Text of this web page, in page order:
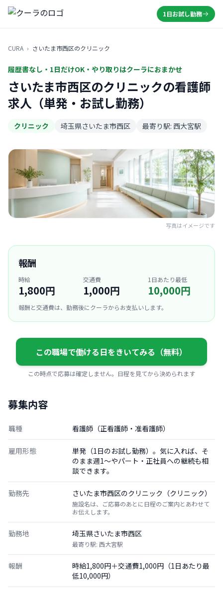
1日お試し勤務
CURA › さいたま市西区のクリニック
履歴書なし・1日だけOK・やり取りはクーラにおまかせ
さいたま市西区のクリニックの看護師
求人（単発・お試し勤務）
クリニック 埼玉県さいたま市西区 最寄り駅: 西大宮駅
写真はイメージです
報酬
時給
1,800円
交通費
1,000円
1日あたり最低
10,000円
報酬と交通費は、勤務後にクーラからお支払いします。
この職場で働ける日をきいてみる（無料）
この時点で応募は確定しません。日程を見てから決められます
募集内容
職種 看護師（正看護師・准看護師）
雇用形態
単発（1日のお試し勤務）。気に入れば、そ
のまま週1〜やパート・正社員への継続も相
談できます。
勤務先 さいたま市西区のクリニック（クリニック）
施設名は、ご応募のあとに日程のご案内とあわせて
お伝えします。
勤務地 埼玉県さいたま市西区
最寄り駅: 西大宮駅
報酬
時給1,800円＋交通費1,000円（1日あたり最
低10,000円）